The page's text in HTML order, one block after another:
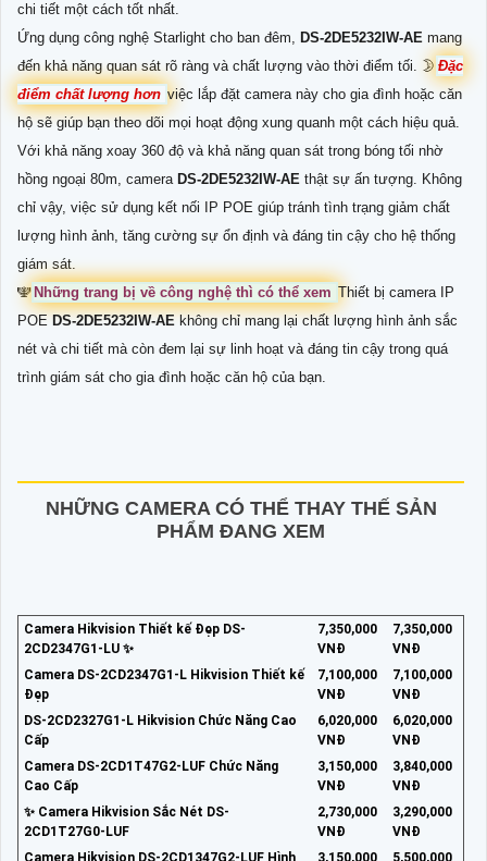
chi tiết một cách tốt nhất.
Ứng dụng công nghệ Starlight cho ban đêm, DS-2DE5232IW-AE mang
đến khả năng quan sát rõ ràng và chất lượng vào thời điểm tối. 🌛 Đặc
điểm chất lượng hơn việc lắp đặt camera này cho gia đình hoặc căn
hộ sẽ giúp bạn theo dõi mọi hoạt động xung quanh một cách hiệu quả.
Với khả năng xoay 360 độ và khả năng quan sát trong bóng tối nhờ
hồng ngoại 80m, camera DS-2DE5232IW-AE thật sự ấn tượng. Không
chỉ vậy, việc sử dụng kết nối IP POE giúp tránh tình trạng giảm chất
lượng hình ảnh, tăng cường sự ổn định và đáng tin cậy cho hệ thống
giám sát.
🕎 Những trang bị về công nghệ thì có thể xem Thiết bị camera IP
POEDS-2DE5232IW-AEkhông chỉ mang lại chất lượng hình ảnh sắc
nét và chi tiết mà còn đem lại sự linh hoạt và đáng tin cậy trong quá
trình giám sát cho gia đình hoặc căn hộ của bạn.
NHỮNG CAMERA CÓ THỂ THAY THẾ SẢN
PHẨM ĐANG XEM
Camera Hikvision Thiết kế Đẹp DS-
2CD2347G1-LU ✨
7,350,000
VNĐ
7,350,000
VNĐ
Camera DS-2CD2347G1-L Hikvision Thiết kế
Đẹp
7,100,000
VNĐ
7,100,000
VNĐ
DS-2CD2327G1-L Hikvision Chức Năng Cao
Cấp
6,020,000
VNĐ
6,020,000
VNĐ
Camera DS-2CD1T47G2-LUF Chức Năng
Cao Cấp
3,150,000
VNĐ
3,840,000
VNĐ
✨ Camera Hikvision Sắc Nét DS-
2CD1T27G0-LUF
2,730,000
VNĐ
3,290,000
VNĐ
Camera Hikvision DS-2CD1347G2-LUF Hình
3,150,000 5,500,000